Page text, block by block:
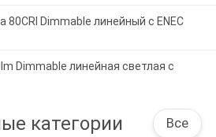
80CRI Dimmable линейный с ENEC
Dimmable линейная светлая с
категории Все